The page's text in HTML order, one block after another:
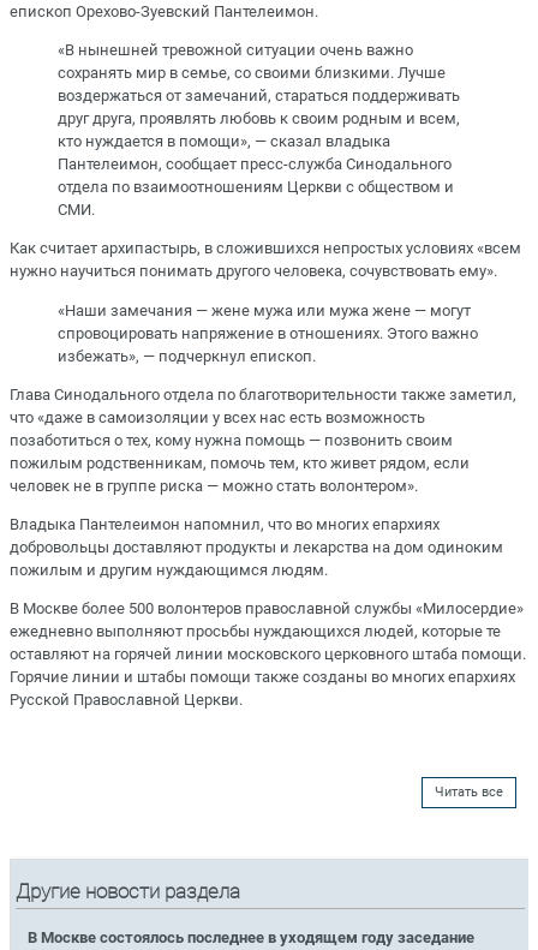
епископ Орехово-Зуевский Пантелеимон.
«В нынешней тревожной ситуации очень важно
сохранять мир в семье, со своими близкими. Лучше
воздержаться от замечаний, стараться поддерживать
друг друга, проявлять любовь к своим родным и всем,
кто нуждается в помощи», — сказал владыка
Пантелеимон, сообщает пресс-служба Синодального
отдела по взаимоотношениям Церкви с обществом и
СМИ.
Как считает архипастырь, в сложившихся непростых условиях «всем
нужно научиться понимать другого человека, сочувствовать ему».
«Наши замечания — жене мужа или мужа жене — могут
спровоцировать напряжение в отношениях. Этого важно
избежать», — подчеркнул епископ.
Глава Синодального отдела по благотворительности также заметил,
что «даже в самоизоляции у всех нас есть возможность
позаботиться о тех, кому нужна помощь — позвонить своим
пожилым родственникам, помочь тем, кто живет рядом, если
человек не в группе риска — можно стать волонтером».
Владыка Пантелеимон напомнил, что во многих епархиях
добровольцы доставляют продукты и лекарства на дом одиноким
пожилым и другим нуждающимся людям.
В Москве более 500 волонтеров православной службы «Милосердие»
ежедневно выполняют просьбы нуждающихся людей, которые те
оставляют на горячей линии московского церковного штаба помощи.
Горячие линии и штабы помощи также созданы во многих епархиях
Русской Православной Церкви.
Читать все
Другие новости раздела
В Москве состоялось последнее в уходящем году заседание